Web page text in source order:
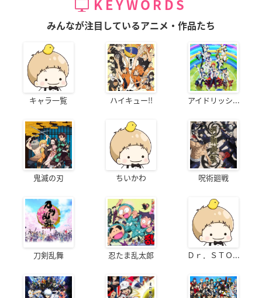
KEYWORDS
みんなが注目しているアニメ・作品たち
キャラ一覧 ハイキュー!! アイドリッシ...
鬼滅の刃 ちいかわ 呪術廻戦
刀剣乱舞 忍たま乱太郎 Ｄｒ．ＳＴＯ...